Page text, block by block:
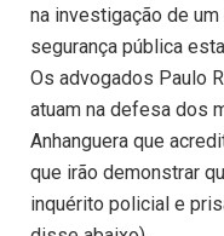
na investigação de
segurança pública
Os advogados Paulo
atuam na defesa dos
Anhanguera que
que irão demonstrar
inquérito policial e